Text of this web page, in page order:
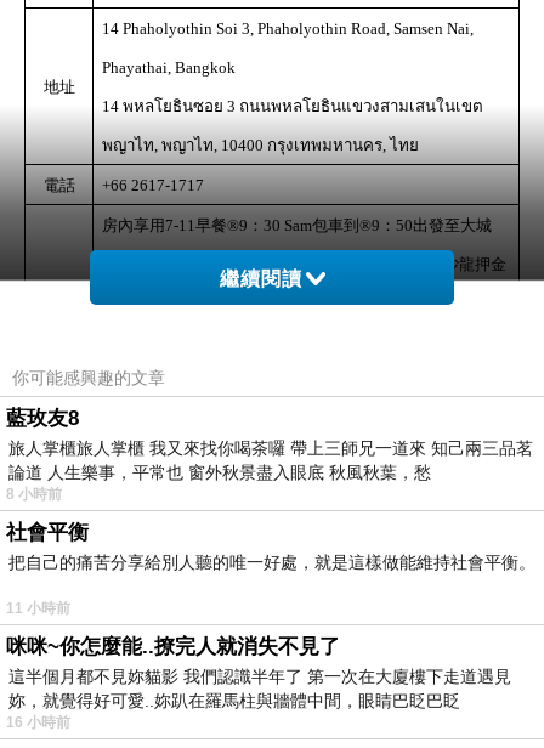
地址
14 Phaholyothin Soi 3, Phaholyothin Road, Samsen Nai,
Phayathai, Bangkok
14พหลโยธินซอย 3 ถนนพหลโยธินแขวงสามเสนในเขต
พญาไท ,พญาไท , 10400 กรุงเทพมหานคร ,ไทย
電話
+66 2617-1717
行程
房內享用7-11早餐®9 ：30 Sam包車到®9 ：50出發至大城
到達邦芭茵夏宮，付門票 借沙龍押金
1,000B®租高爾夫球車400B*2®12：20笑牙摔車被處罰
堂前往蝦市場
中佛頭」，免門票®16：55 崖差蒙空寺，門票20B*12人®
回Patio®Sam說要一次付4 趟包車費，協調後分兩次付
早在安排參觀邦芭茵夏宮的時候，
就把在他旁邊的安娜教堂也一定納入行程裡，
做功課的時候，大家不是說 旁邊，就是說隔壁，
所以我一直以為安娜教堂是在邦芭茵夏宮裡面。
繼續閱讀
你可能感興趣的文章
藍玫友8
旅人掌櫃旅人掌櫃 我又來找你喝茶囉 帶上三師兄一道來 知己兩三品茗
論道 人生樂事，平常也 窗外秋景盡入眼底 秋風秋葉，愁
8 小時前
社會平衡
把自己的痛苦分享給別人聽的唯一好處，就是這樣做能維持社會平衡。
11 小時前
咪咪~你怎麼能..撩完人就消失不見了
這半個月都不見妳貓影 我們認識半年了 第一次在大廈樓下走道遇見
妳，就覺得好可愛..妳趴在羅馬柱與牆體中間，眼睛巴眨巴眨
16 小時前